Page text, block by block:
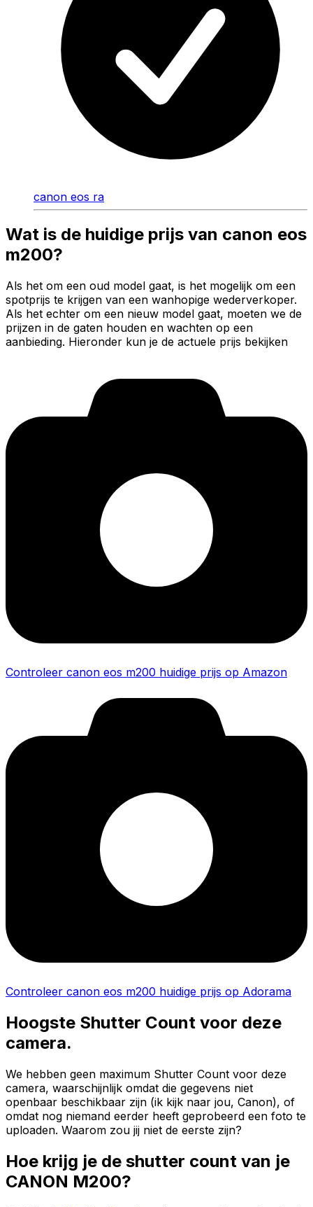
canon eos ra
Wat is de huidige prijs van canon eos
m200?
Als het om een oud model gaat, is het mogelijk om een
spotprijs te krijgen van een wanhopige wederverkoper.
Als het echter om een nieuw model gaat, moeten we de
prijzen in de gaten houden en wachten op een
aanbieding. Hieronder kun je de actuele prijs bekijken
Controleer canon eos m200 huidige prijs op Amazon
Controleer canon eos m200 huidige prijs op Adorama
Hoogste Shutter Count voor deze
camera.
We hebben geen maximum Shutter Count voor deze
camera, waarschijnlijk omdat die gegevens niet
openbaar beschikbaar zijn (ik kijk naar jou, Canon), of
omdat nog niemand eerder heeft geprobeerd een foto te
uploaden. Waarom zou jij niet de eerste zijn?
Hoe krijg je de shutter count van je
CANON M200?